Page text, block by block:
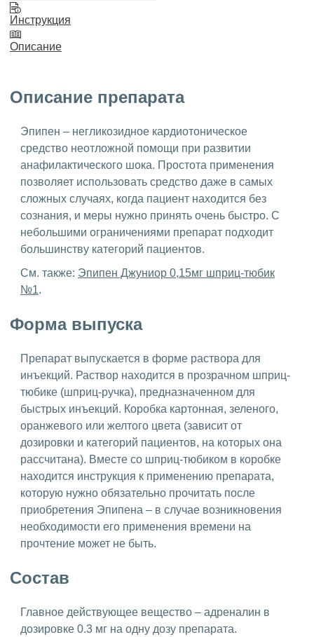
Инструкция
Описание
Описание препарата
Эпипен – негликозидное кардиотоническое
средство неотложной помощи при развитии
анафилактического шока. Простота применения
позволяет использовать средство даже в самых
сложных случаях, когда пациент находится без
сознания, и меры нужно принять очень быстро. С
небольшими ограничениями препарат подходит
большинству категорий пациентов.
См. также: Эпипен Джуниор 0,15мг шприц-тюбик
№1.
Форма выпуска
Препарат выпускается в форме раствора для
инъекций. Раствор находится в прозрачном шприц-
тюбике (шприц-ручка), предназначенном для
быстрых инъекций. Коробка картонная, зеленого,
оранжевого или желтого цвета (зависит от
дозировки и категорий пациентов, на которых она
рассчитана). Вместе со шприц-тюбиком в коробке
находится инструкция к применению препарата,
которую нужно обязательно прочитать после
приобретения Эпипена – в случае возникновения
необходимости его применения времени на
прочтение может не быть.
Состав
Главное действующее вещество – адреналин в
дозировке 0.3 мг на одну дозу препарата.